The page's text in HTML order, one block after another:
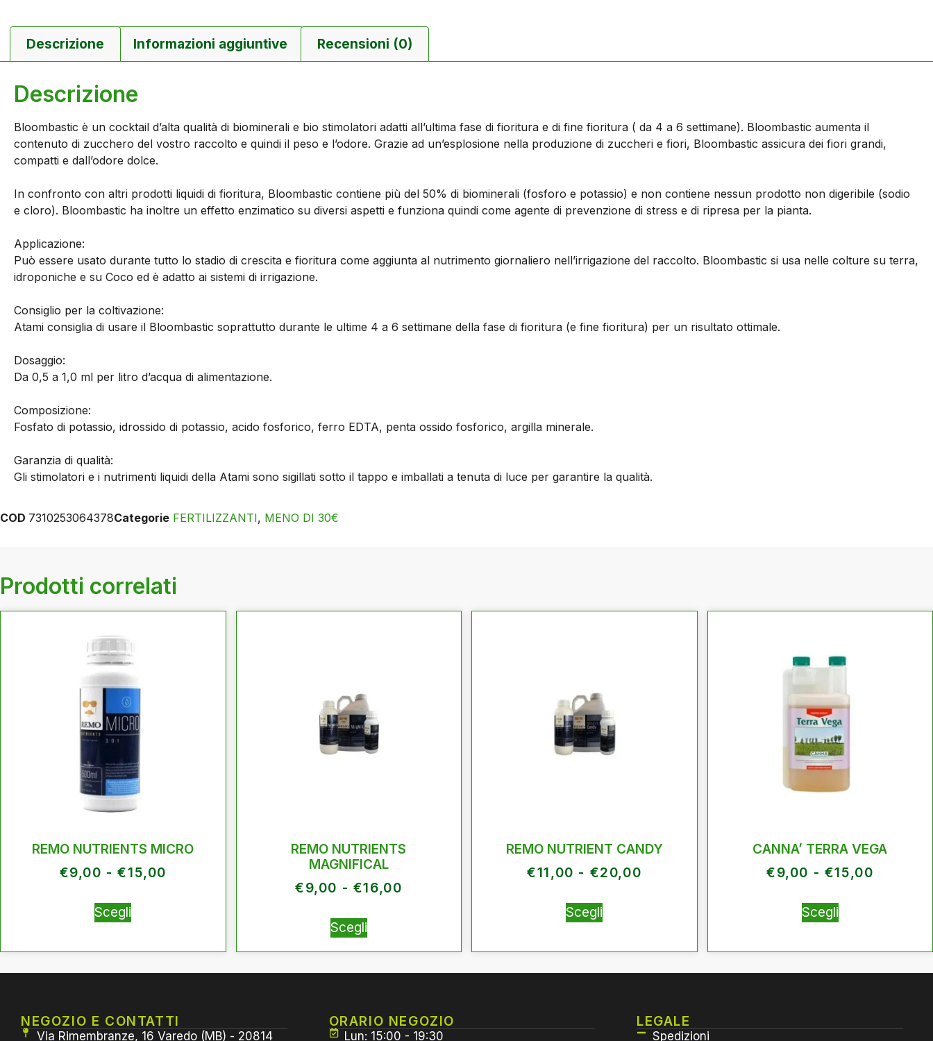
Descrizione Informazioni aggiuntive Recensioni (0)
Descrizione
Bloombastic è un cocktail d’alta qualità di biominerali e bio stimolatori adatti all’ultima fase di fioritura e di fine fioritura ( da 4 a 6 settimane). Bloombastic aumenta il
contenuto di zucchero del vostro raccolto e quindi il peso e l’odore. Grazie ad un’esplosione nella produzione di zuccheri e fiori, Bloombastic assicura dei fiori grandi,
compatti e dall’odore dolce.
In confronto con altri prodotti liquidi di fioritura, Bloombastic contiene più del 50% di biominerali (fosforo e potassio) e non contiene nessun prodotto non digeribile (sodio
e cloro). Bloombastic ha inoltre un effetto enzimatico su diversi aspetti e funziona quindi come agente di prevenzione di stress e di ripresa per la pianta.
Applicazione:
Può essere usato durante tutto lo stadio di crescita e fioritura come aggiunta al nutrimento giornaliero nell’irrigazione del raccolto. Bloombastic si usa nelle colture su terra,
idroponiche e su Coco ed è adatto ai sistemi di irrigazione.
Consiglio per la coltivazione:
Atami consiglia di usare il Bloombastic soprattutto durante le ultime 4 a 6 settimane della fase di fioritura (e fine fioritura) per un risultato ottimale.
Dosaggio:
Da 0,5 a 1,0 ml per litro d’acqua di alimentazione.
Composizione:
Fosfato di potassio, idrossido di potassio, acido fosforico, ferro EDTA, penta ossido fosforico, argilla minerale.
Garanzia di qualità:
Gli stimolatori e i nutrimenti liquidi della Atami sono sigillati sotto il tappo e imballati a tenuta di luce per garantire la qualità.
COD 7310253064378Categorie FERTILIZZANTI, MENO DI 30€
Prodotti correlati
REMO NUTRIENTS MICRO
€9,00 - €15,00
Scegli
REMO NUTRIENTS
MAGNIFICAL
€9,00 - €16,00
Scegli
REMO NUTRIENT CANDY
€11,00 - €20,00
Scegli
CANNA’ TERRA VEGA
€9,00 - €15,00
Scegli
NEGOZIO E CONTATTI
Via Rimembranze, 16 Varedo (MB) - 20814
ORARIO NEGOZIO
Lun: 15:00 - 19:30
LEGALE
Spedizioni